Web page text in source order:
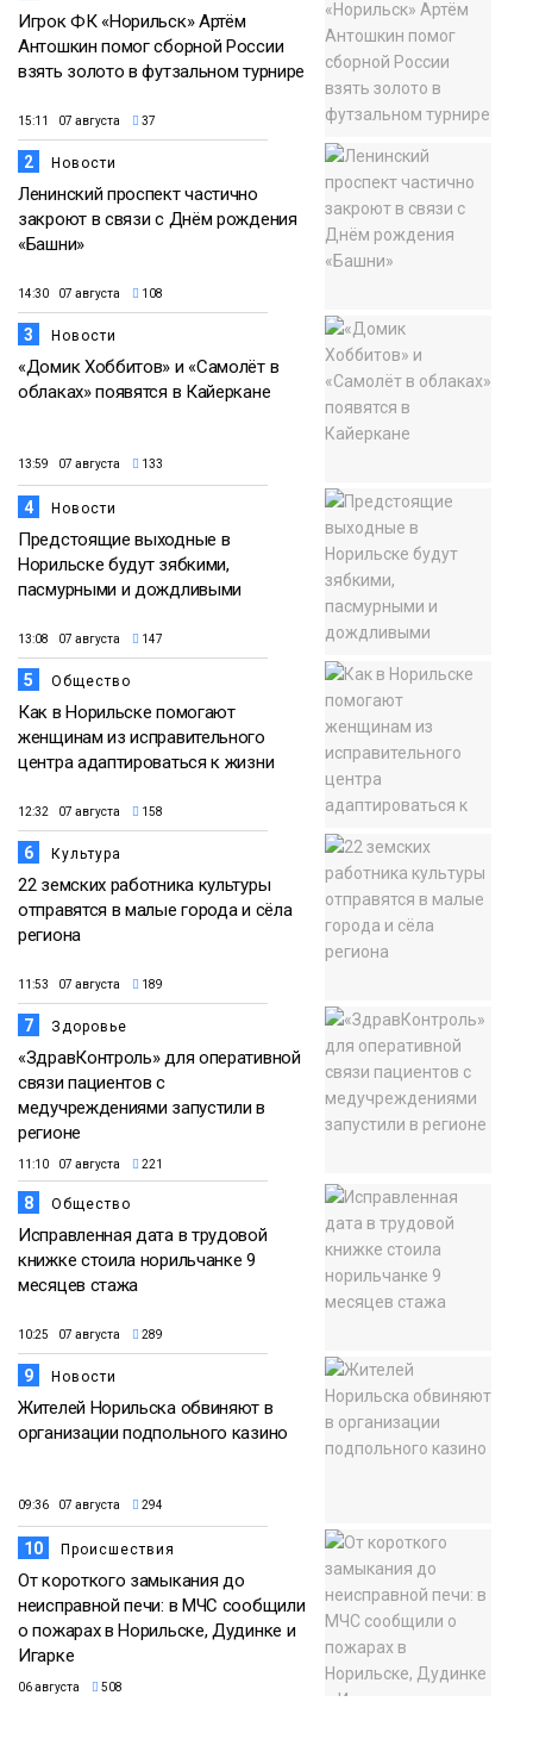
Игрок ФК «Норильск» Артём
Антошкин помог сборной России
взять золото в футзальном турнире
15:11 07 августа 37
2 Новости
Ленинский проспект частично
закроют в связи с Днём рождения
«Башни»
14:30 07 августа 108
3 Новости
«Домик Хоббитов» и «Самолёт в
облаках» появятся в Кайеркане
13:59 07 августа 133
4 Новости
Предстоящие выходные в
Норильске будут зябкими,
пасмурными и дождливыми
13:08 07 августа 147
5 Общество
Как в Норильске помогают
женщинам из исправительного
центра адаптироваться к жизни
12:32 07 августа 158
6 Культура
22 земских работника культуры
отправятся в малые города и сёла
региона
11:53 07 августа 189
7 Здоровье
«ЗдравКонтроль» для оперативной
связи пациентов с
медучреждениями запустили в
регионе
11:10 07 августа 221
8 Общество
Исправленная дата в трудовой
книжке стоила норильчанке 9
месяцев стажа
10:25 07 августа 289
9 Новости
Жителей Норильска обвиняют в
организации подпольного казино
09:36 07 августа 294
10 Происшествия
От короткого замыкания до
неисправной печи: в МЧС сообщили
о пожарах в Норильске, Дудинке и
Игарке
06 августа 508